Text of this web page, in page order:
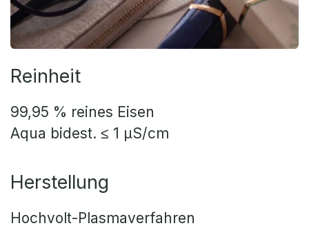
Reinheit
99,95 % reines Eisen
Aqua bidest. ≤ 1 µS/cm
Herstellung
Hochvolt-Plasmaverfahren